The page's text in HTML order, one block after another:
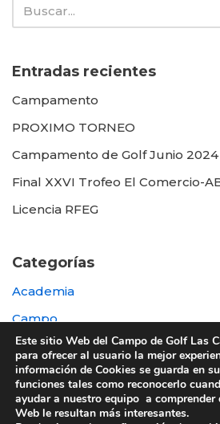
Entradas recientes
Campamento
PROXIMO TORNEO
Campamento de Golf Junio 2024
Final XXVI Trofeo El Comercio-
Licencia RFEG
Categorías
Academia
Campo
Destacada
Otras
Este sitio Web del Campo de Golf Las
para ofrecer al usuario la mejor
información de Cookies se guarda en
funciones tales como reconocerlo
ayudar a nuestro equipo a comprender
Web le resultan más interesantes.